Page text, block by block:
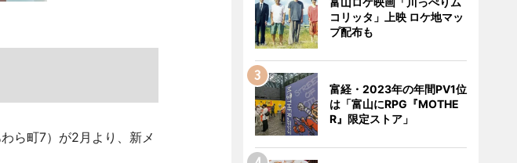
ら町7）が2月より、新メ
コリッタ」上映 ロケ地マッ
プ配布も
富経・2023年の年間PV1位
は「富山にRPG『MOTHE
R』限定ストア」